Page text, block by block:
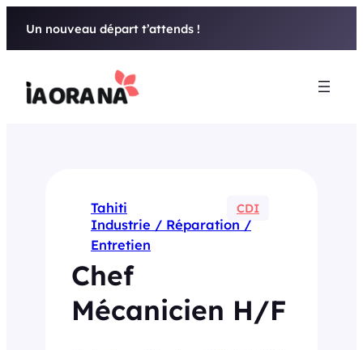
Un nouveau départ t’attends !
Tahiti CDI
Industrie / Réparation /
Entretien
Chef
Mécanicien H/F